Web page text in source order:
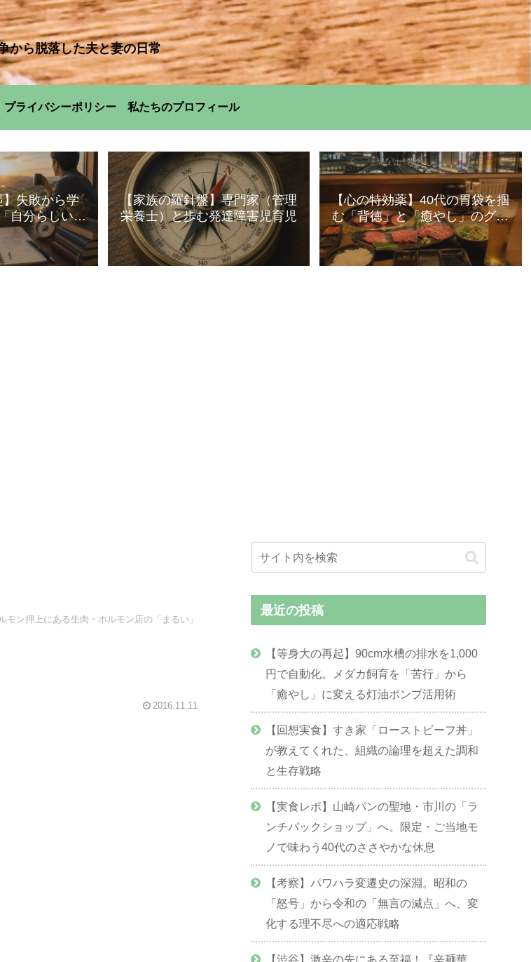
から脱落した夫と妻の日常
プライバシーポリシー 私たちのプロフィール
失敗から学
自分らしい」
方
【家族の羅針盤】専門家（管理
栄養士）と歩む発達障害児育児
【心の特効薬】40代の胃袋を掴
む「背徳」と「癒やし」のグル
メ
ン押上にある生肉・ホルモン店の「まるい」
2016.11.11
最近の投稿
【等身大の再起】90cm水槽の排水を1,000
円で自動化。メダカ飼育を「苦行」から
「癒やし」に変える灯油ポンプ活用術
【回想実食】すき家「ローストビーフ丼」
が教えてくれた、組織の論理を超えた調和
と生存戦略
【実食レポ】山崎パンの聖地・市川の「ラ
ンチパックショップ」へ。限定・ご当地モ
ノで味わう40代のささやかな休息
【考察】パワハラ変遷史の深淵。昭和の
「怒号」から令和の「無言の減点」へ、変
化する理不尽への適応戦略
【渋谷】激辛の先にある至福！『辛麺華